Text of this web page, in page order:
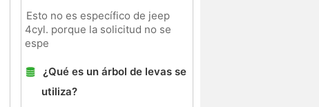
Esto no es específico de jeep
4cyl. porque la solicitud no se
espe
¿Qué es un árbol de levas se
utiliza?